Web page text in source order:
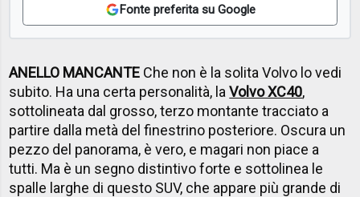
Fonte preferita su Google
ANELLO MANCANTE Che non è la solita Volvo lo vedi
subito. Ha una certa personalità, laVolvo XC40,
sottolineata dal grosso, terzo montante tracciato a
partire dalla metà del finestrino posteriore. Oscura un
pezzo del panorama, è vero, e magari non piace a
tutti. Ma è un segno distintivo forte e sottolinea le
spalle larghe di questo SUV, che appare più grande di